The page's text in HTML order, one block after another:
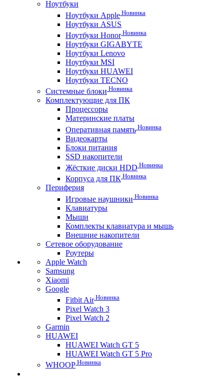
Ноутбуки
Ноутбуки Apple Новинка
Ноутбуки ASUS
Ноутбуки HonorНовинка
Ноутбуки GIGABYTE
Ноутбуки Lenovo
Ноутбуки MSI
Ноутбуки HUAWEI
Ноутбуки TECNO
Системные блоки Новинка
Комплектующие для ПК
Процессоры
Материнские платы
Оперативная память Новинка
Видеокарты
Блоки питания
SSD накопители
Жёсткие диски HDD Новинка
Корпуса для ПК Новинка
Периферия
Игровые наушники Новинка
Клавиатуры
Мыши
Комплекты клавиатура и мышь
Внешние накопители
Сетевое оборудование
Роутеры
Apple Watch
Samsung
Xiaomi
Google
Fitbit AirНовинка
Pixel Watch 3
Pixel Watch 2
Garmin
HUAWEI
HUAWEI Watch GT 5
HUAWEI Watch GT 5 Pro
WHOOP Новинка